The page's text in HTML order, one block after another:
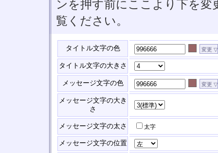
ンを押す前にここより下を
覧ください。
タイトル文字の色
タイトル文字の大きさ
メッセージ文字の色
メッセージ文字の大き
さ
メッセージ文字の太さ 太字
メッセージ文字の位置